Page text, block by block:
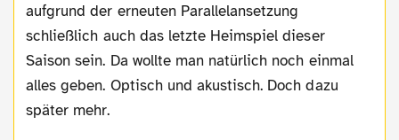
aufgrund der erneuten Parallelansetzung
schließlich auch das letzte Heimspiel dieser
Saison sein. Da wollte man natürlich noch einmal
alles geben. Optisch und akustisch. Doch dazu
später mehr.